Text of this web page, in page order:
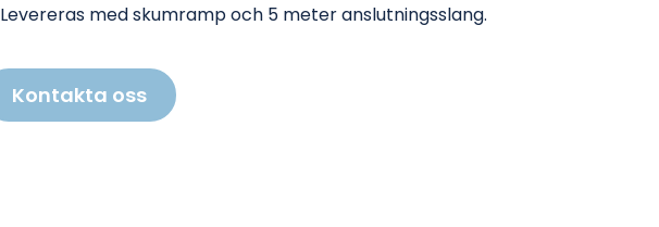
Levereras med skumramp och 5 meter anslutningsslang.
Kontakta oss